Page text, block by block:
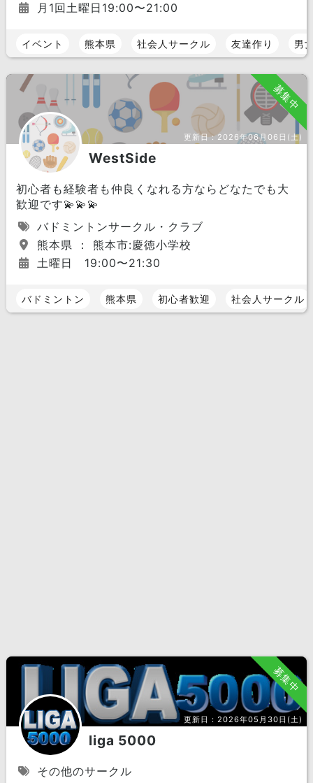
月1回土曜日19:00〜21:00
イベント 熊本県 社会人サークル 友達作り 男
募集中
更新日：2026年06月06日(土)
WestSide
初心者も経験者も仲良くなれる方ならどなたでも大
歓迎です💫💫💫
バドミントンサークル・クラブ
熊本県 ： 熊本市:慶徳小学校
土曜日 19:00〜21:30
バドミントン 熊本県 初心者歓迎 社会人サークル
募集中
更新日：2026年05月30日(土)
liga 5000
その他のサークル